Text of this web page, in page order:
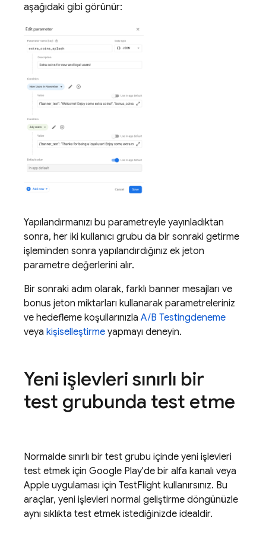
aşağıdaki gibi görünür:
Yapılandırmanızı bu parametreyle yayınladıktan
sonra, her iki kullanıcı grubu da bir sonraki getirme
işleminden sonra yapılandırdığınız ek jeton
parametre değerlerini alır.
Bir sonraki adım olarak, farklı banner mesajları ve
bonus jeton miktarları kullanarak parametreleriniz
ve hedefleme koşullarınızla A/B Testingdeneme
veya kişiselleştirme yapmayı deneyin.
Yeni işlevleri sınırlı bir
test grubunda test etme
Normalde sınırlı bir test grubu içinde yeni işlevleri
test etmek için Google Play'de bir alfa kanalı veya
Apple uygulaması için TestFlight kullanırsınız. Bu
araçlar, yeni işlevleri normal geliştirme döngünüzle
aynı sıklıkta test etmek istediğinizde idealdir.